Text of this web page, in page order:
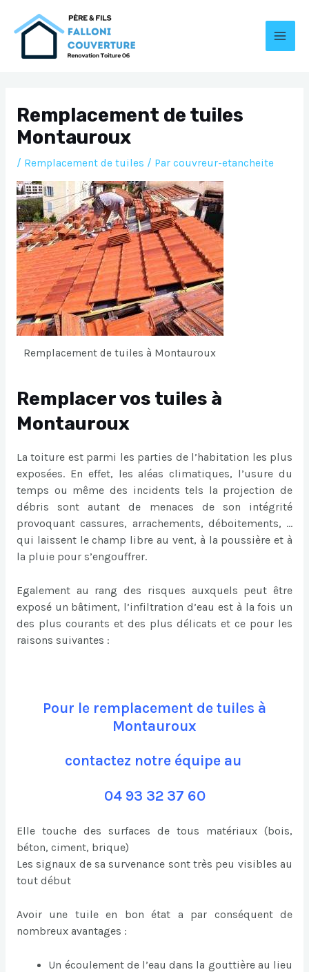
Remplacement de tuiles
Montauroux
/ Remplacement de tuiles / Par couvreur-etancheite
Remplacement de tuiles à Montauroux
Remplacer vos tuiles à
Montauroux
La toiture est parmi les parties de l’habitation les plus
exposées. En effet, les aléas climatiques, l’usure du
temps ou même des incidents tels la projection de
débris sont autant de menaces de son intégrité
provoquant cassures, arrachements, déboitements, …
qui laissent le champ libre au vent, à la poussière et à
la pluie pour s’engouffrer.
Egalement au rang des risques auxquels peut être
exposé un bâtiment, l’infiltration d’eau est à la fois un
des plus courants et des plus délicats et ce pour les
raisons suivantes :
Pour le remplacement de tuiles à
Montauroux
contactez notre équipe au
04 93 32 37 60
Elle touche des surfaces de tous matériaux (bois,
béton, ciment, brique)
Les signaux de sa survenance sont très peu visibles au
tout début
Avoir une tuile en bon état a par conséquent de
nombreux avantages :
Un écoulement de l’eau dans la gouttière au lieu